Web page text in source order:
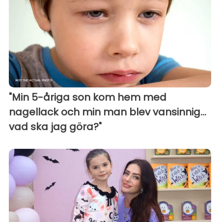
"Min 5-åriga son kom hem med
nagellack och min man blev vansinnig...
vad ska jag göra?"